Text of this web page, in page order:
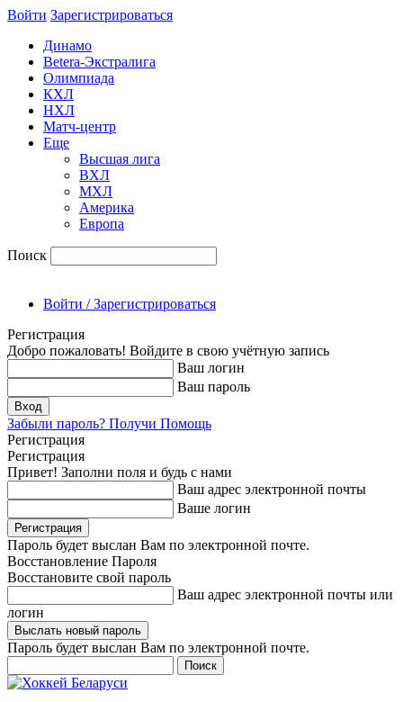
Войти Зарегиcтрироваться
Динамо
Betera-Экстралига
Олимпиада
КХЛ
НХЛ
Матч-центр
Еще
Высшая лига
ВХЛ
МХЛ
Америка
Европа
Поиск
Войти / Зарегистрироваться
Регистрация
Добро пожаловать! Войдите в свою учётную запись
Ваш логин
Ваш пароль
Забыли пароль? Получи Помощь
Регистрация
Регистрация
Привет! Заполни поля и будь с нами
Ваш адрес электронной почты
Ваше логин
Пароль будет выслан Вам по электронной почте.
Восстановление Пароля
Восстановите свой пароль
Ваш адрес электронной почты или
логин
Пароль будет выслан Вам по электронной почте.